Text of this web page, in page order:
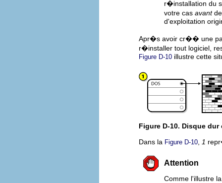
r�installation du
votre cas avantde
d'exploitation
Apr�s avoir cr�� une
r�installer tout logiciel,
Figure D-10 illustre cette
Figure D-10. Disque
Dans la Figure D-10 1
Attention
Comme l'illustre